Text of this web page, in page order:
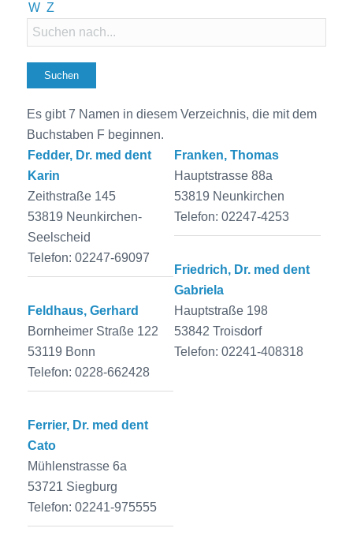
W Z
Es gibt 7 Namen in diesem Verzeichnis, die mit dem
Buchstaben F beginnen.
Fedder, Dr. med dent
Karin
Zeithstraße 145
53819 Neunkirchen-
Seelscheid
Telefon: 02247-69097
Feldhaus, Gerhard
Bornheimer Straße 122
53119 Bonn
Telefon: 0228-662428
Ferrier, Dr. med dent
Cato
Mühlenstrasse 6a
53721 Siegburg
Telefon: 02241-975555
Franken, Thomas
Hauptstrasse 88a
53819 Neunkirchen
Telefon: 02247-4253
Friedrich, Dr. med dent
Gabriela
Hauptstraße 198
53842 Troisdorf
Telefon: 02241-408318